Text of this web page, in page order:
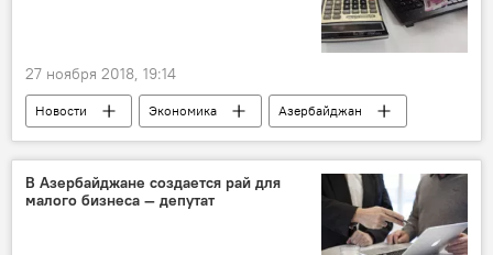
27 ноября 2018, 19:14
Новости Экономика
Азербайджан
Реформы в Азербайджане
В Азербайджане создается рай для
малого бизнеса — депутат